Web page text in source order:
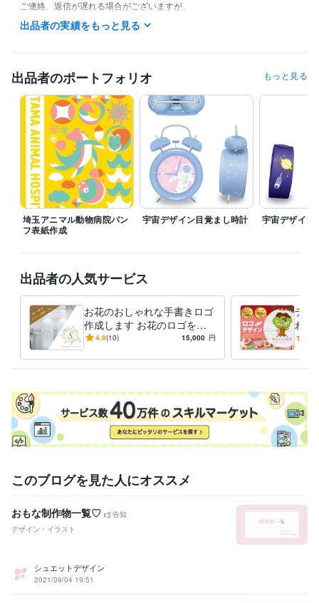
ご連絡、返信が遅れる場合がございますが、
メッセージ等は目を通しておりますので
急用の際などはご連絡ください！
対応させていただきます。
経験職種
デザイナー / グラフィックデザイナー 経験年数 : 15年
受賞歴
JPM POP クリエイティブ・アワード 銀賞
得意分野
デザイン制作 ロゴ　植物などのイラスト
デザイン
出品者の実績をもっと見る
出品者のポートフォリオ もっと見る
埼玉アニマル動物病院パン
フ表紙作成
宇宙デザイン目覚まし時計 宇宙デザイン
出品者の人気サービス
お花のおしゃれな手書きロゴ
作成します お花のロゴを美
容院やお花屋さんやパッケー
4.9(10) 15,000 円
デザ
わい
なロ
このブログを見た人にオススメ
おもな制作物一覧♡
告知
デザイン・イラスト
シュエットデザイン
2021/09/04 19:51